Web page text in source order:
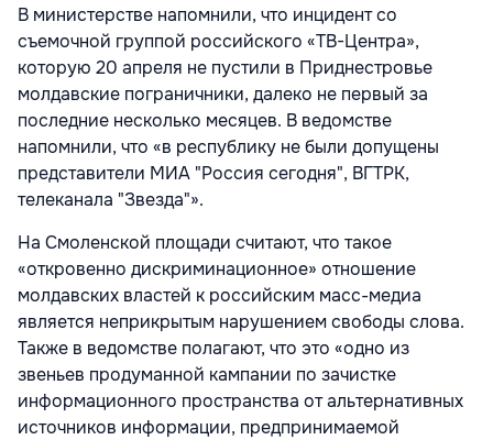
В министерстве напомнили, что инцидент со
съемочной группой российского «ТВ-Центра»,
которую 20 апреля не пустили в Приднестровье
молдавские пограничники, далеко не первый за
последние несколько месяцев. В ведомстве
напомнили, что «в республику не были допущены
представители МИА "Россия сегодня", ВГТРК,
телеканала "Звезда"».
На Смоленской площади считают, что такое
«откровенно дискриминационное» отношение
молдавских властей к российским масс-медиа
является неприкрытым нарушением свободы слова.
Также в ведомстве полагают, что это «одно из
звеньев продуманной кампании по зачистке
информационного пространства от альтернативных
источников информации, предпринимаемой